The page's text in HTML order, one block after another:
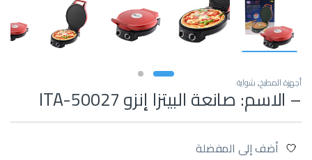
أجهزة المطبخ,شواية
– الاسم: صانعة البيتزا إنزو ITA-50027
أضف إلى المفضلة